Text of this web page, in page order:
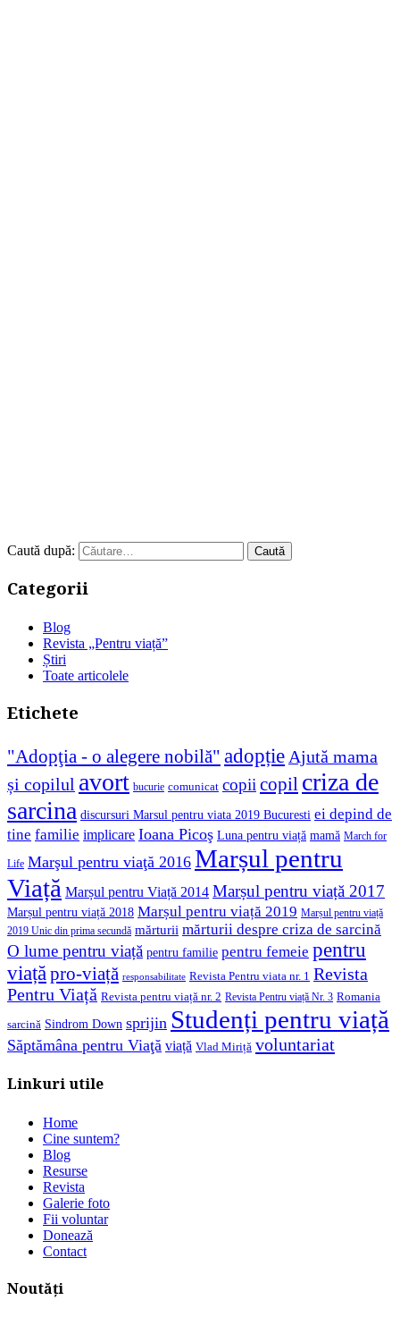
Caută după:
Categorii
Blog
Revista „Pentru viață”
Știri
Toate articolele
Etichete
"Adopţia - o alegere nobilă" adopție Ajută mama
și copilul avort bucurie comunicat copii copil criza de
sarcina discursuri Marsul pentru viata 2019 Bucuresti ei depind de
tine familie implicare Ioana Picoş Luna pentru viață mamă March for
Life Marşul pentru viaţă 2016 Marșul pentru
Viață Marșul pentru Viață 2014 Marșul pentru viață 2017
Marșul pentru viață 2018 Marșul pentru viață 2019 Marșul pentru viață
2019 Unic din prima secundă mărturii mărturii despre criza de sarcină
O lume pentru viață pentru familie pentru femeie pentru
viață pro-viață responsabilitate Revista Pentru viata nr. 1 Revista
Pentru Viață Revista pentru viață nr. 2 Revista Pentru viață Nr. 3 Romania
sarcină Sindrom Down sprijin Studenți pentru viață
Săptămâna pentru Viaţă viață Vlad Miriță voluntariat
Linkuri utile
Home
Cine suntem?
Blog
Resurse
Revista
Galerie foto
Fii voluntar
Donează
Contact
Noutăți